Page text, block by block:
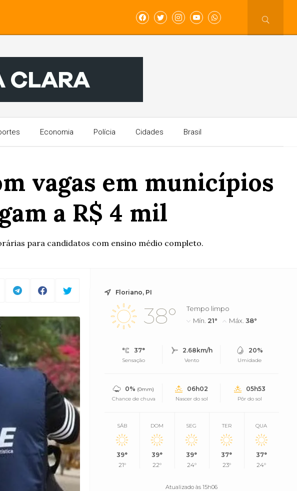
Economia Polícia Cidades Brasil
vagas em municípios
a R$ 4 mil
para candidatos com ensino médio completo.
Floriano, PI
38°
Tempo limpo
Mín. 21° Máx.38°
37°
Sensação
2.68km/h
Vento
20%
Umidade
0% (0mm)
Chance de chuva
06h02
Nascer do sol
05h53
Pôr do sol
SÁB
39°
21°
DOM
39°
22°
SEG
39°
24°
TER
37°
23°
QUA
37°
24°
Atualizado às 15h06